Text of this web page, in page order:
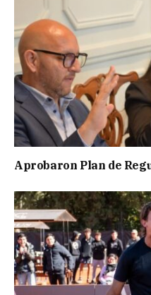
Aprobaron Plan de